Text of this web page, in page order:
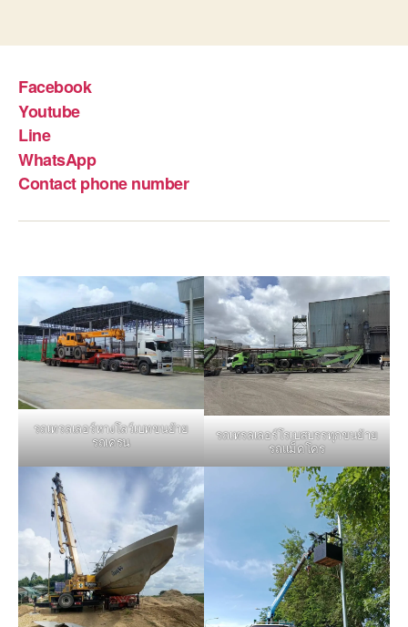
Facebook
Youtube
Line
WhatsApp
Contact phone number
รถเทรลเลอร์หางโลว์เบทขนย้าย
รถเครน รถเทรลเลอร์โรเบสบรรทุกขนย้าย
รถแม็คโคร